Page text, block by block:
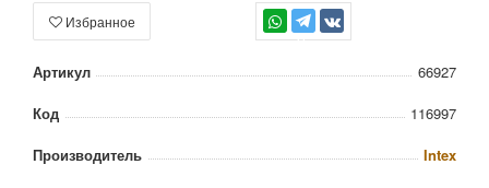
TG
Избранное
Артикул
66927
Код
116997
Производитель
Intex